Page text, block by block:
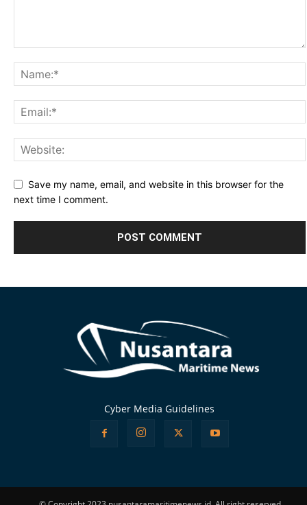
Save my name, email, and website in this browser for the
next time I comment.
Cyber Media Guidelines